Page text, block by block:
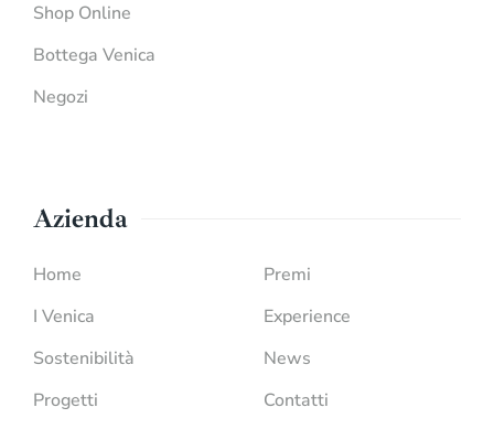
Shop Online
Bottega Venica
Negozi
Azienda
Home
I Venica
Sostenibilità
Progetti
Premi
Experience
News
Contatti